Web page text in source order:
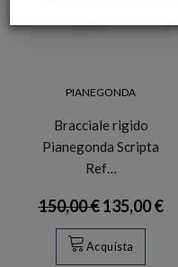
PIANEGONDA
Bracciale rigido
Pianegonda Scripta
Ref…
150,00 €135,00 €
Acquista